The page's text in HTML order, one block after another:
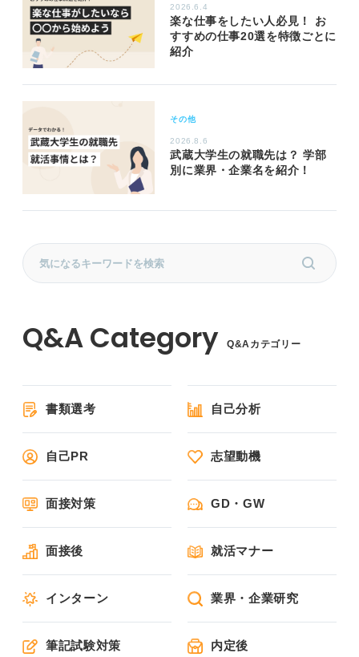
2026.6.4
楽な仕事をしたい人必見！ お
すすめの仕事20選を特徴ごとに
紹介
その他
2026.8.6
武蔵大学生の就職先は？ 学部
別に業界・企業名を紹介！
Q&Aカテゴリー
書類選考 自己分析
自己PR 志望動機
面接対策 GD・GW
面接後 就活マナー
インターン 業界・企業研究
筆記試験対策 内定後